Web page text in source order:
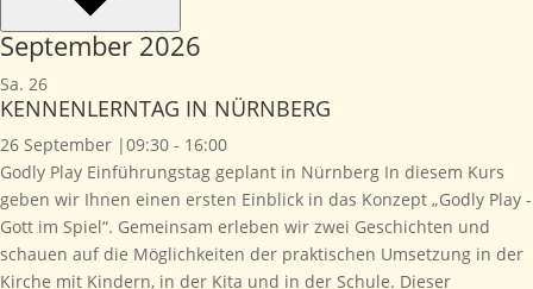
September 2026
Sa. 26
KENNENLERNTAG IN NÜRNBERG
26 September |09:30 - 16:00
Godly Play Einführungstag geplant in Nürnberg In diesem Kurs
geben wir Ihnen einen ersten Einblick in das Konzept „Godly Play -
Gott im Spiel“. Gemeinsam erleben wir zwei Geschichten und
schauen auf die Möglichkeiten der praktischen Umsetzung in der
Kirche mit Kindern, in der Kita und in der Schule. Dieser